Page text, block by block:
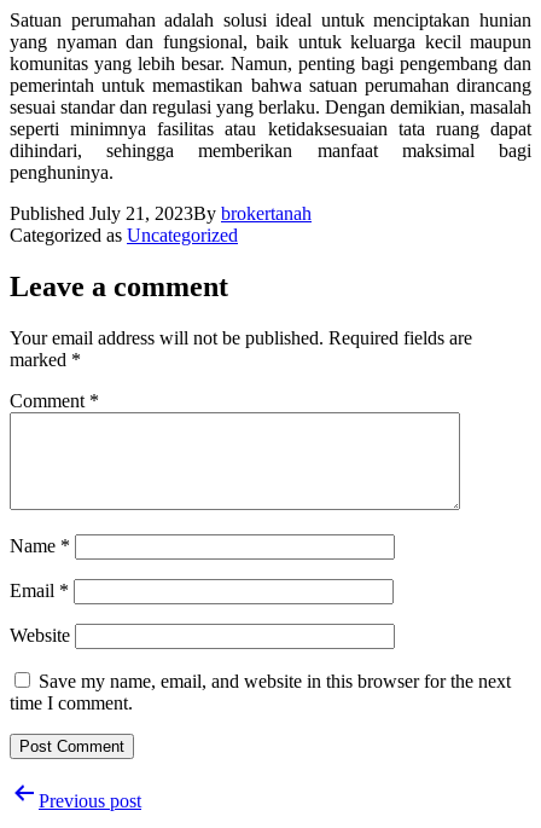
Satuan perumahan adalah solusi ideal untuk menciptakan hunian
yang nyaman dan fungsional, baik untuk keluarga kecil maupun
komunitas yang lebih besar. Namun, penting bagi pengembang dan
pemerintah untuk memastikan bahwa satuan perumahan dirancang
sesuai standar dan regulasi yang berlaku. Dengan demikian, masalah
seperti minimnya fasilitas atau ketidaksesuaian tata ruang dapat
dihindari, sehingga memberikan manfaat maksimal bagi
penghuninya.
Published July 21, 2023By brokertanah
Categorized as Uncategorized
Leave a comment
Your email address will not be published. Required fields are
marked *
Comment *
Name *
Email *
Website
Save my name, email, and website in this browser for the next
time I comment.
PostPrevious post